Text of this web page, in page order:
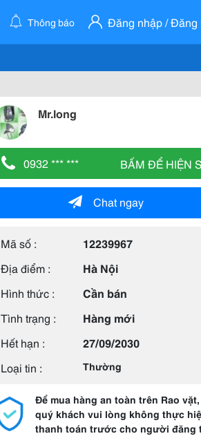
Thông báo Đăng nhập / Đăng
Mr.long
0932 *** *** BẤM ĐỂ HIỆN
Chat ngay
Mã số :
12239967
Địa điểm :
Hà Nội
Hình thức :
Cần bán
Tình trạng :
Hàng mới
Hết hạn :
27/09/2030
Loại tin :
Thường
Để mua hàng an toàn trên Rao vặt,
quý khách vui lòng không thực
thanh toán trước cho người đăng